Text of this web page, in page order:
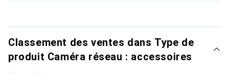
Classement des ventes dans Type de
produit Caméra réseau : accessoires